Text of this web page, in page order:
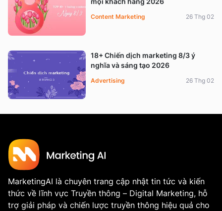
Content Marketing 26 Thg 02
18+ Chiến dịch marketing 8/3 ý
nghĩa và sáng tạo 2026
Advertising 26 Thg 02
MarketingAI là chuyên trang cập nhật tin tức và kiến
thức về lĩnh vực Truyền thông – Digital Marketing, hỗ
trợ giải pháp và chiến lược truyền thông hiệu quả cho